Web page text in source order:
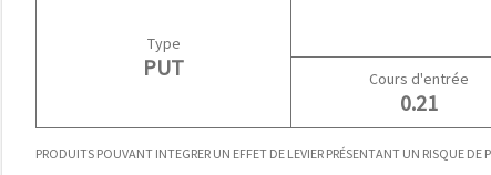
Type
PUT Cours d'entrée
0.21
PRODUITS POUVANT INTEGRER UN EFFET DE LEVIER PRÉSENTANT UN RISQUE DE